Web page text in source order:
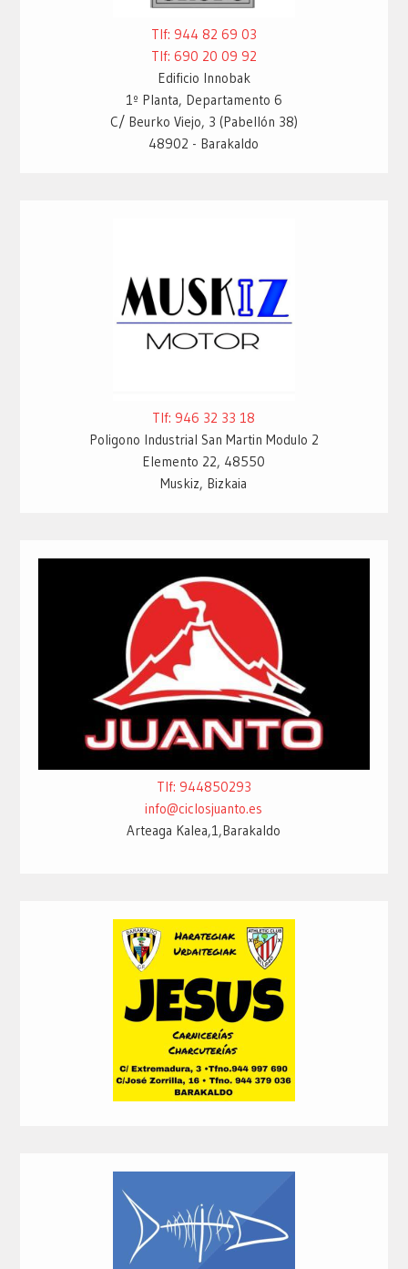
Tlf: 944 82 69 03
Tlf: 690 20 09 92
Edificio Innobak
1º Planta, Departamento 6
C/ Beurko Viejo, 3 (Pabellón 38)
48902 - Barakaldo
Tlf: 946 32 33 18
Poligono Industrial San Martin Modulo 2
Elemento 22, 48550
Muskiz, Bizkaia
Tlf: 944850293
info@ciclosjuanto.es
Arteaga Kalea,1,Barakaldo